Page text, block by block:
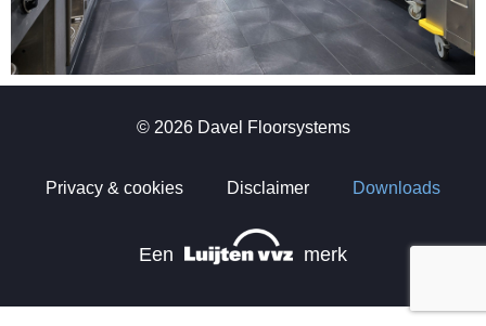
© 2026 Davel Floorsystems
Privacy & cookies Disclaimer Downloads
Een merk